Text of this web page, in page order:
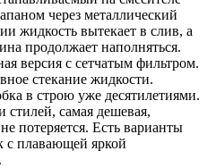
через металлический
жидкость вытекает в слив, а
продолжает наполняться.
версия с сетчатым фильтром.
стекание жидкости.
в строю уже десятилетиями.
стилей, самая дешевая,
потеряется. Есть варианты
с плавающей яркой